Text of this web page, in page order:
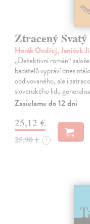
Ztracený
Horák Ondřej, Janíček
„Detektivní román“
badatelů vypráví dnes
obdivovaného, ale i
slovenského lidu
Zasielame do 12 dní
25,12 €
25,90 € ?